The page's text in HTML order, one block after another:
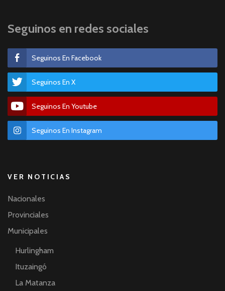
Seguinos en redes sociales
Seguinos En Facebook
Seguinos En X
Seguinos En Youtube
Seguinos En Instagram
VER NOTICIAS
Nacionales
Provinciales
Municipales
Hurlingham
Ituzaingó
La Matanza